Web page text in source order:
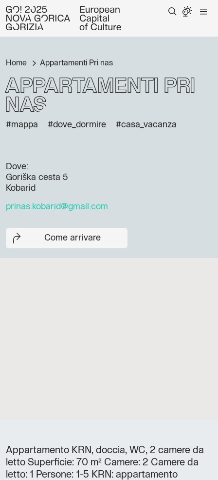
Home Appartamenti Pri nas
Appartamenti Pri
nas
#mappa #dove_dormire #casa_vacanza
Dove:
Goriška cesta 5
Kobarid
prinas.kobarid@gmail.com
Come arrivare
Appartamento KRN, doccia, WC, 2 camere da
letto Superficie: 70 m² Camere: 2 Camere da
letto: 1 Persone: 1-5 KRN: appartamento